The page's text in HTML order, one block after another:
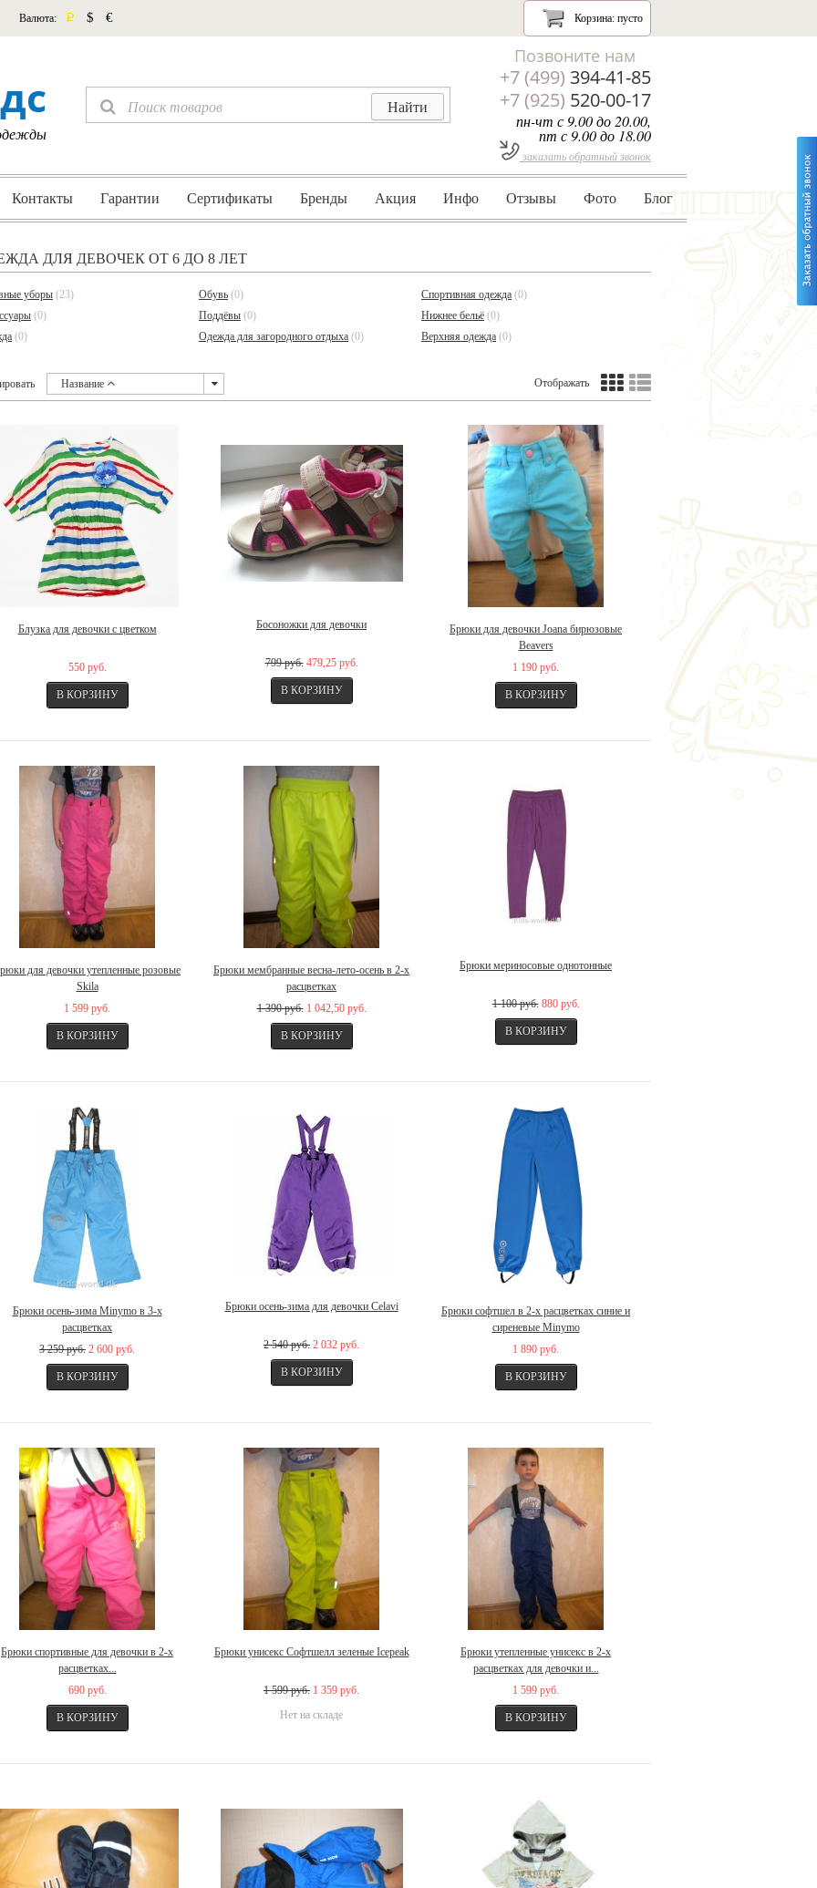
Валюта: p $ € Корзина: пусто
Позвоните нам
+7 (499) 394-41-85
+7 (925) 520-00-17
пн-чт с 9.00 до 20.00,
пт с 9.00 до 18.00
заказать обратный звонок
Контакты Гарантии Сертификаты Бренды Акция Инфо Отзывы Фото Блог
ДЛЯ ДЕВОЧЕК ОТ 6 ДО 8 ЛЕТ
уборы (23) Обувь (0) Спортивная одежда (0)
(0) Поддёвы (0) Нижнее бельё (0)
(0) Одежда для загородного отдыха (0) Верхняя одежда (0)
Название Отображать
Блузка для девочки с цветком
550 руб.
Босоножки для девочки
799 руб. 479,25 руб.
Брюки для девочки Joana бирюзовые
Beavers
1 190 руб.
для девочки утепленные розовые
Skila
1 599 руб.
Брюки мембранные весна-лето-осень в 2-х
расцветках
1 390 руб. 1 042,50 руб.
Брюки мериносовые однотонные
1 100 руб. 880 руб.
Брюки осень-зима Minymo в 3-х
расцветках
3 259 руб. 2 600 руб.
Брюки осень-зима для девочки Celavi
2 540 руб. 2 032 руб.
Брюки софтшел в 2-х расцветках синие и
сиреневые Minymo
1 890 руб.
Брюки спортивные для девочки в 2-х
расцветках...
690 руб.
Брюки унисекс Софтшелл зеленые Icepeak
1 599 руб. 1 359 руб.
Нет на складе
Брюки утепленные унисекс в 2-х
расцветках для девочки и...
1 599 руб.